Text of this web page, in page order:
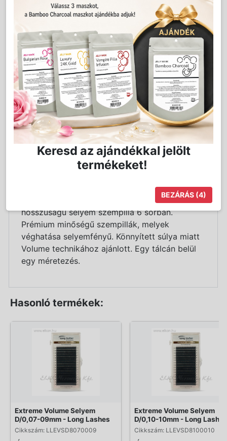
Jutalom: 38 pont
Kedvencnek jelöl
Mennyiség: db Kosárba
Részletes Leírás
D íveltségű, 0.05mm vastagságú, 6mm
hosszúságú selyem szempilla 6 sorban.
Prémium minőségű szempillák, melyek
véghatása selyemfényű. Könnyített súlya miatt
Volume technikához ajánlott. Egy tálcán belül
egy méretezés.
Hasonló termékek:
Extreme Volume Selyem
D/0,07-09mm - Long Lashes
Cikkszám: LLEVSD8070009
Extreme Volume Selyem
D/0,10-10mm - Long Lashes
Cikkszám: LLEVSD8100010
Keresd az ajándékkal jelölt
termékeket!
BEZÁRÁS (4)